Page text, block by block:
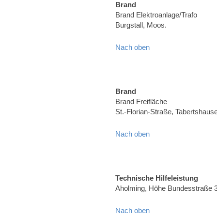
Brand
Brand Elektroanlage/Trafo
Burgstall, Moos.
Nach oben
Brand
Brand Freifläche
St.-Florian-Straße,
Nach oben
Technische Hilfeleistung
Aholming, Höhe Bundesstraße
Nach oben